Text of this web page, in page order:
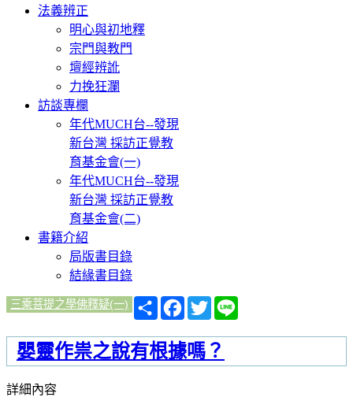
法義辨正
明心與初地釋
宗門與教門
壇經辨訛
力挽狂瀾
訪談專欄
年代MUCH台--發現
新台灣 採訪正覺教
育基金會(一)
年代MUCH台--發現
新台灣 採訪正覺教
育基金會(二)
書籍介紹
局版書目錄
結緣書目錄
三乘菩提之學佛釋疑(一)
分
享
Facebook
Twitter
嬰靈作祟之說有根據嗎？
詳細內容